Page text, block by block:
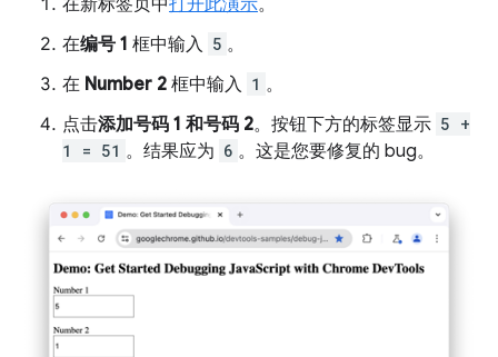
在新标签页中打开此演示。
在编号 1 框中输入 5 。
在 Number 2 框中输入 1 。
点击添加号码 1 和号码 2。按钮下方的标签显示 5 +
1 = 51 。结果应为 6 。这是您要修复的 bug。